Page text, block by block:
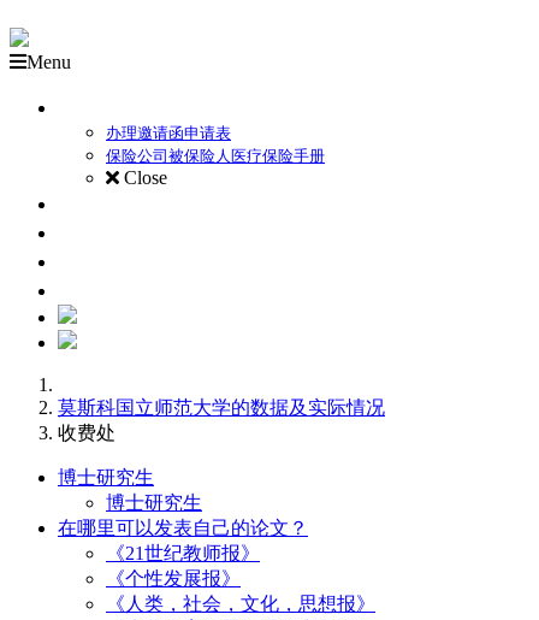
Menu
办理邀请函申请表
保险公司被保险人医疗保险手册
Close
莫斯科国立师范大学的数据及实际情况
收费处
博士研究生
博士研究生
在哪里可以发表自己的论文？
《21世纪教师报》
《个性发展报》
《人类，社会，文化，思想报》